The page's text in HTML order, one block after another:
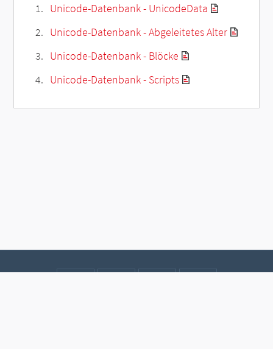
Unicode-Datenbank - UnicodeData
Unicode-Datenbank - Abgeleitetes Alter
Unicode-Datenbank - Blöcke
Unicode-Datenbank - Scripts